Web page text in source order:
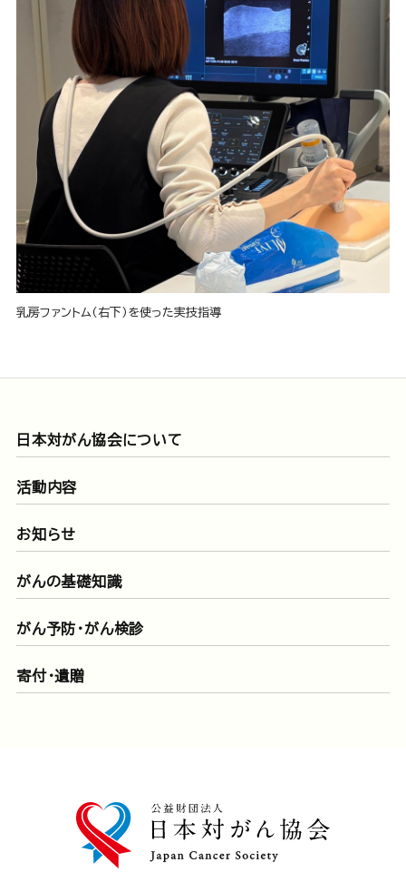
乳房ファントム（右下）を使った実技指導
日本対がん協会について
活動内容
お知らせ
がんの基礎知識
がん予防・がん検診
寄付・遺贈